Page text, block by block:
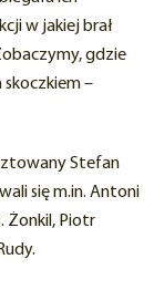
w jakiej brał
gdzie
skoczkiem –
Stefan
się m.in. Antoni
Żonkil, Piotr